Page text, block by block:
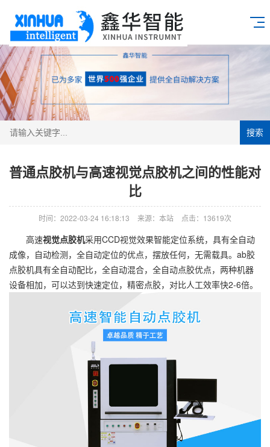
搜索
普通点胶机与高速视觉点胶机之间的性能对
比
时间：2022-03-24 16:18:13 来源：本站 点击：13619次
高速视觉点胶机采用CCD视觉效果智能定位系统，具有全自动
成像，自动检测，全自动定位的优点，摆放任何，无需载具。ab胶
点胶机具有全自动配比，全自动混合，全自动点胶优点，两种机器
设备相加，可以达到快速定位，精密点胶，对比人工效率快2-6倍。